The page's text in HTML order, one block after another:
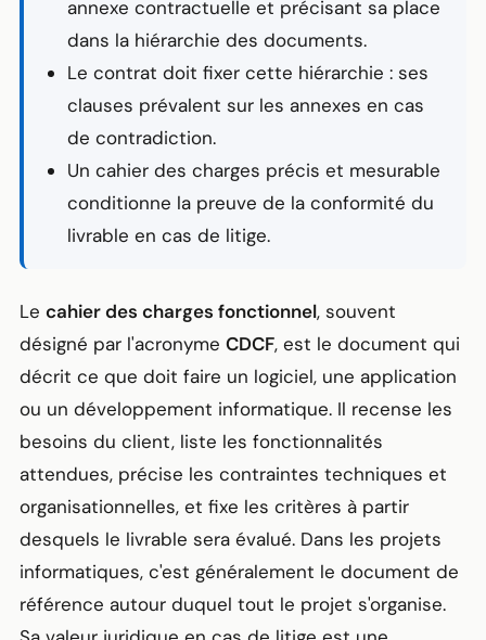
annexe contractuelle et précisant sa place
dans la hiérarchie des documents.
Le contrat doit fixer cette hiérarchie : ses
clauses prévalent sur les annexes en cas
de contradiction.
Un cahier des charges précis et mesurable
conditionne la preuve de la conformité du
livrable en cas de litige.
Le cahier des charges fonctionnel, souvent
désigné par l'acronyme CDCF, est le document qui
décrit ce que doit faire un logiciel, une application
ou un développement informatique. Il recense les
besoins du client, liste les fonctionnalités
attendues, précise les contraintes techniques et
organisationnelles, et fixe les critères à partir
desquels le livrable sera évalué. Dans les projets
informatiques, c'est généralement le document de
référence autour duquel tout le projet s'organise.